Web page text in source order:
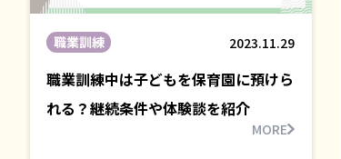
職業訓練 2023.11.29
職業訓練中は子どもを保育園に預けら
れる？継続条件や体験談を紹介
MORE